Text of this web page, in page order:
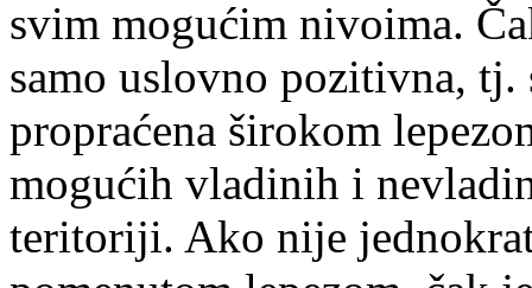
svim mogućim nivoima.
samo uslovno pozitivna, tj.
propraćena širokom
mogućih vladinih i
teritoriji. Ako nije